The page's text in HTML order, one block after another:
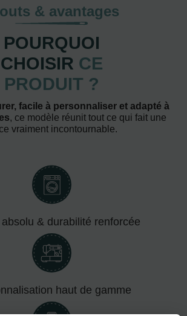
& avantages
POURQUOI
CHOISIR CE
PRODUIT ?
facile à personnaliser et adapté à
, ce modèle réunit tout ce qui fait une
vraiment incontournable.
& durabilité renforcée
haut de gamme